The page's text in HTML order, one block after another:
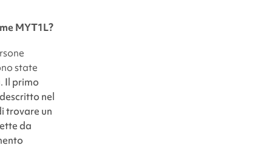
MYT1L?
state
Il primo
nel
trovare un
da